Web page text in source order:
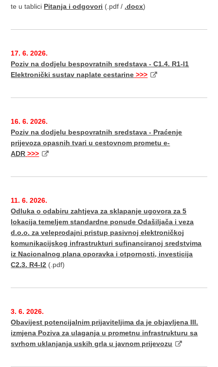
te u tablici Pitanja i odgovori (.pdf / .docx)
17. 6. 2026.
Poziv na dodjelu bespovratnih sredstava - C1.4. R1-I1
Elektronički sustav naplate cestarine >>>
16. 6. 2026.
Poziv na dodjelu bespovratnih sredstava - Praćenje
prijevoza opasnih tvari u cestovnom prometu e-
ADR >>>
11. 6. 2026.
Odluka o odabiru zahtjeva za sklapanje ugovora za 5
lokacija temeljem standardne ponude Odašiljača i veza
d.o.o. za veleprodajni pristup pasivnoj elektroničkoj
komunikacijskog infrastrukturi sufinanciranoj sredstvima
iz Nacionalnog plana oporavka i otpornosti, investicija
C2.3. R4-I2 (.pdf)
3. 6. 2026.
Obavijest potencijalnim prijaviteljima da je objavljena III.
izmjena Poziva za ulaganja u prometnu infrastrukturu sa
svrhom uklanjanja uskih grla u javnom prijevozu